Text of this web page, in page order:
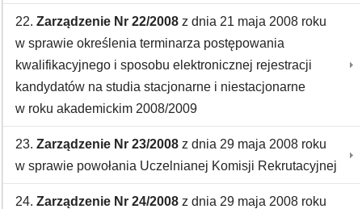
22. Zarządzenie Nr 22/2008 z dnia 21 maja 2008 roku
w sprawie określenia terminarza postępowania
kwalifikacyjnego i sposobu elektronicznej rejestracji
kandydatów na studia stacjonarne i niestacjonarne
w roku akademickim 2008/2009
23. Zarządzenie Nr 23/2008 z dnia 29 maja 2008 roku
w sprawie powołania Uczelnianej Komisji Rekrutacyjnej
24. Zarządzenie Nr 24/2008 z dnia 29 maja 2008 roku